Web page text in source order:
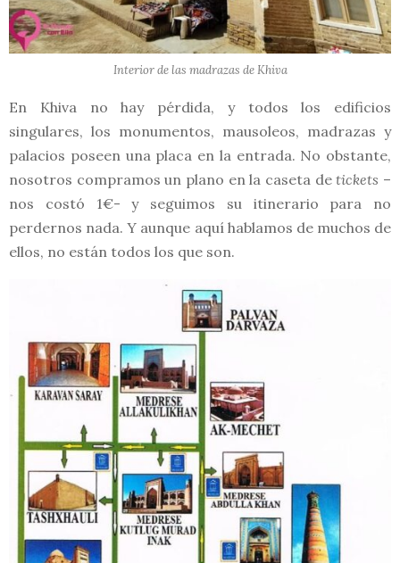
Interior de las madrazas de Khiva
En Khiva no hay pérdida, y todos los edificios
singulares, los monumentos, mausoleos, madrazas y
palacios poseen una placa en la entrada. No obstante,
nosotros compramos un plano en la caseta detickets –
nos costó 1€- y seguimos su itinerario para no
perdernos nada. Y aunque aquí hablamos de muchos de
ellos, no están todos los que son.